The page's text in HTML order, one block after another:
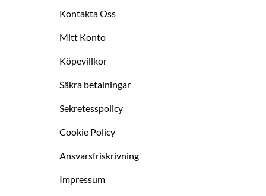
Kontakta Oss
Mitt Konto
Köpevillkor
Säkra betalningar
Sekretesspolicy
Cookie Policy
Ansvarsfriskrivning
Impressum